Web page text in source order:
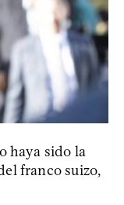
haya sido la
franco suizo,